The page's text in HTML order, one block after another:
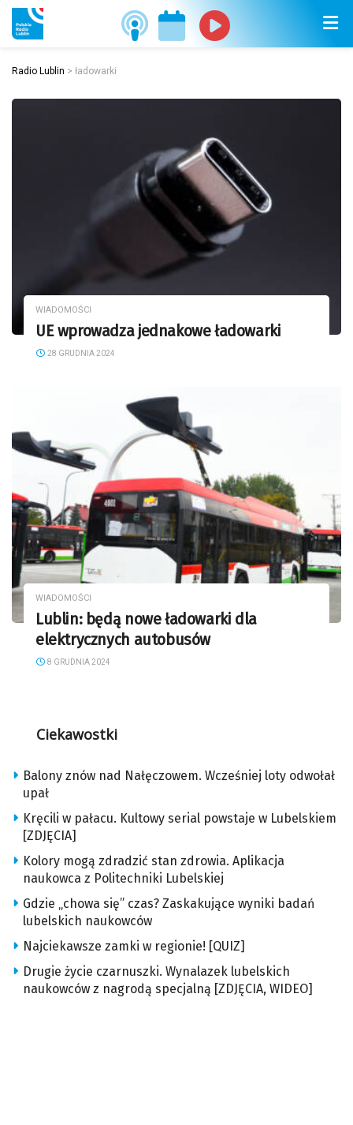
Radio Lublin > ładowarki
WIADOMOŚCI
UE wprowadza jednakowe ładowarki
28 GRUDNIA 2024
WIADOMOŚCI
Lublin: będą nowe ładowarki dla
elektrycznych autobusów
8 GRUDNIA 2024
Ciekawostki
Balony znów nad Nałęczowem. Wcześniej loty odwołał
upał
Kręcili w pałacu. Kultowy serial powstaje w Lubelskiem
[ZDJĘCIA]
Kolory mogą zdradzić stan zdrowia. Aplikacja
naukowca z Politechniki Lubelskiej
Gdzie „chowa się” czas? Zaskakujące wyniki badań
lubelskich naukowców
Najciekawsze zamki w regionie! [QUIZ]
Drugie życie czarnuszki. Wynalazek lubelskich
naukowców z nagrodą specjalną [ZDJĘCIA, WIDEO]